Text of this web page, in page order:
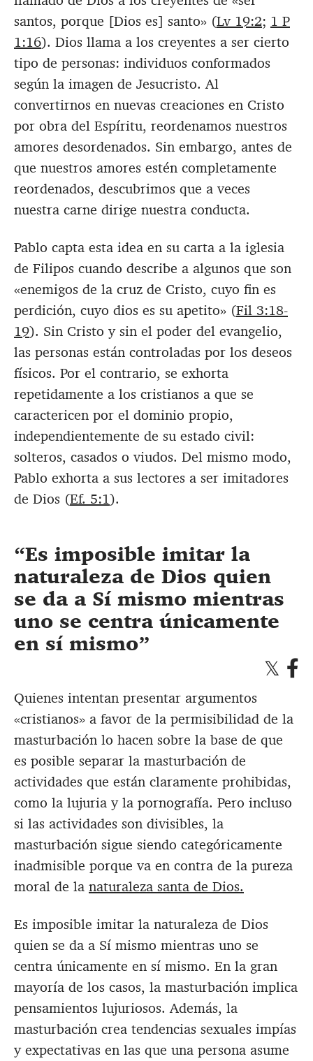
santos, porque [Dios es] santo» (Lv 19:2; 1 P
1:16). Dios llama a los creyentes a ser cierto
tipo de personas: individuos conformados
según la imagen de Jesucristo. Al
convertirnos en nuevas creaciones en Cristo
por obra del Espíritu, reordenamos nuestros
amores desordenados. Sin embargo, antes de
que nuestros amores estén completamente
reordenados, descubrimos que a veces
nuestra carne dirige nuestra conducta.
Pablo capta esta idea en su carta a la iglesia
de Filipos cuando describe a algunos que son
«enemigos de la cruz de Cristo, cuyo fin es
perdición, cuyo dios es su apetito» (Fil 3:18-
19). Sin Cristo y sin el poder del evangelio,
las personas están controladas por los deseos
físicos. Por el contrario, se exhorta
repetidamente a los cristianos a que se
caractericen por el dominio propio,
independientemente de su estado civil:
solteros, casados o viudos. Del mismo modo,
Pablo exhorta a sus lectores a ser imitadores
de Dios (Ef. 5:1).
Es imposible imitar la
naturaleza de Dios quien
se da a Sí mismo mientras
uno se centra únicamente
en sí mismo
Quienes intentan presentar argumentos
«cristianos» a favor de la permisibilidad de la
masturbación lo hacen sobre la base de que
es posible separar la masturbación de
actividades que están claramente prohibidas,
como la lujuria y la pornografía. Pero incluso
si las actividades son divisibles, la
masturbación sigue siendo categóricamente
inadmisible porque va en contra de la pureza
moral de la naturaleza santa de Dios.
Es imposible imitar la naturaleza de Dios
quien se da a Sí mismo mientras uno se
centra únicamente en sí mismo. En la gran
mayoría de los casos, la masturbación implica
pensamientos lujuriosos. Además, la
masturbación crea tendencias sexuales impías
y expectativas en las que una persona asume